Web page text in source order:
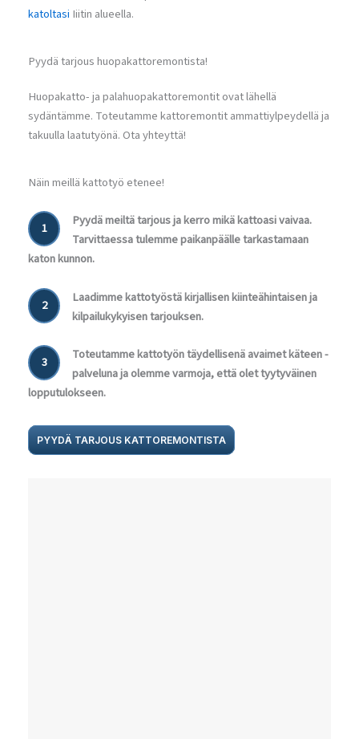
katoltasi Iiitin alueella.
Pyydä tarjous huopakattoremontista!
Huopakatto- ja palahuopakattoremontit ovat lähellä
sydäntämme. Toteutamme kattoremontit ammattiylpeydellä ja
takuulla laatutyönä. Ota yhteyttä!
Näin meillä kattotyö etenee!
1
Pyydä meiltä tarjous ja kerro mikä kattoasi vaivaa.
Tarvittaessa tulemme paikanpäälle tarkastamaan
katon kunnon.
2
Laadimme kattotyöstä kirjallisen kiinteähintaisen ja
kilpailukykyisen tarjouksen.
3
Toteutamme kattotyön täydellisenä avaimet käteen -
palveluna ja olemme varmoja, että olet tyytyväinen
lopputulokseen.
PYYDÄ TARJOUS KATTOREMONTISTA